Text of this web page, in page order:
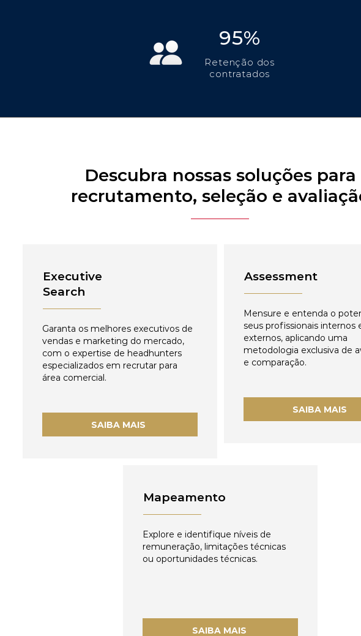
95%
Retenção dos
contratados
Descubra nossas soluções para
recrutamento, seleção e
Executive
Search
Garanta os melhores executivos de
vendas e marketing do mercado,
com o expertise de headhunters
especializados em recrutar para
área comercial.
SAIBA MAIS
Assessment
Mensure e entenda o
seus profissionais internos
externos, aplicando uma
metodologia exclusiva de
e comparação.
SAIBA MAIS
Mapeamento
Explore e identifique níveis de
remuneração, limitações técnicas
ou oportunidades técnicas.
SAIBA MAIS